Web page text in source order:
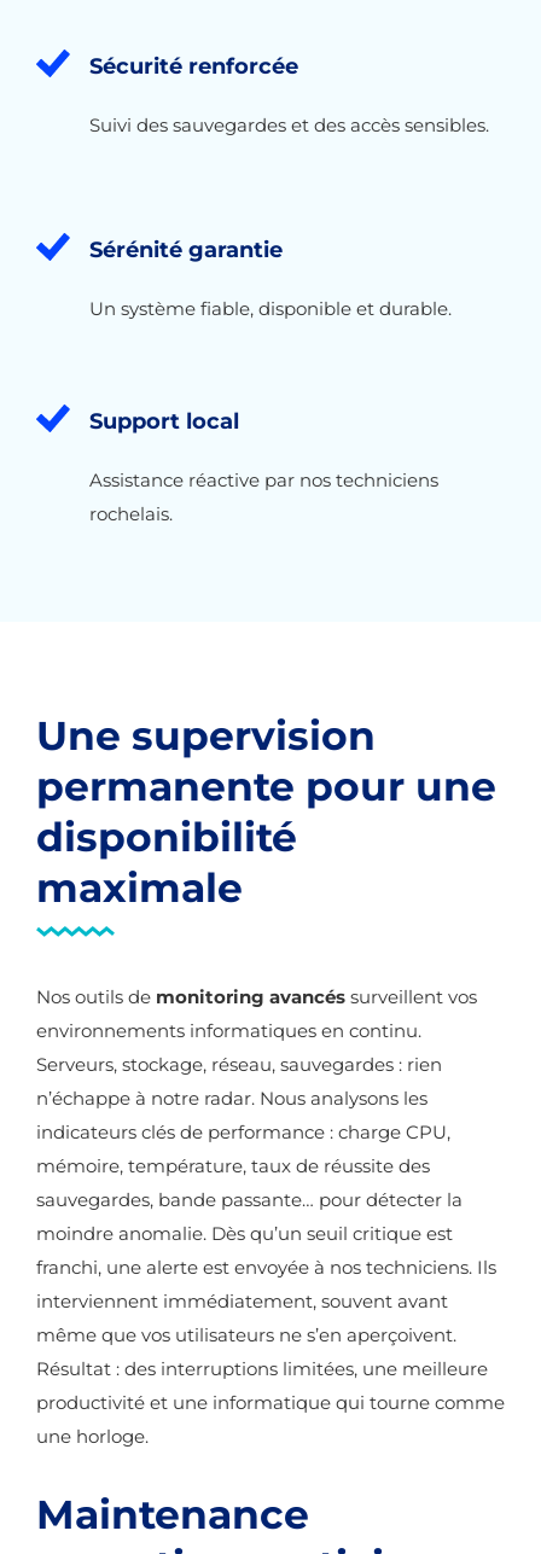
Sécurité renforcée
Suivi des sauvegardes et des accès sensibles.
Sérénité garantie
Un système fiable, disponible et durable.
Support local
Assistance réactive par nos techniciens
rochelais.
Une supervision
permanente pour une
disponibilité
maximale
Nos outils de monitoring avancés surveillent vos
environnements informatiques en continu.
Serveurs, stockage, réseau, sauvegardes : rien
n’échappe à notre radar. Nous analysons les
indicateurs clés de performance : charge CPU,
mémoire, température, taux de réussite des
sauvegardes, bande passante… pour détecter la
moindre anomalie. Dès qu’un seuil critique est
franchi, une alerte est envoyée à nos techniciens. Ils
interviennent immédiatement, souvent avant
même que vos utilisateurs ne s’en aperçoivent.
Résultat : des interruptions limitées, une meilleure
productivité et une informatique qui tourne comme
une horloge.
Maintenance